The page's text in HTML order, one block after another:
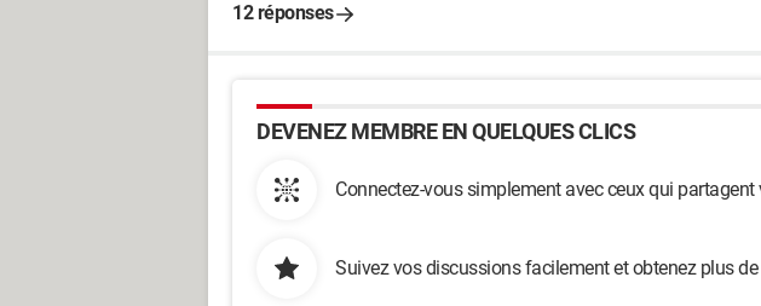
12 réponses
DEVENEZ MEMBRE EN QUELQUES CLICS
Connectez-vous simplement avec ceux qui partagent
Suivez vos discussions facilement et obtenez plus